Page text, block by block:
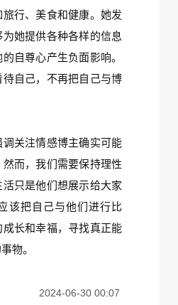
行、美食和健康。她发
她提供各种各样的信息
自尊心产生负面影响。
自己，不再把自己与博
关注情感博主确实可能
而，我们需要保持理性
只是他们想展示给大家
该把自己与他们进行比
长和幸福，寻找真正能
物。
2024-06-30 00:07